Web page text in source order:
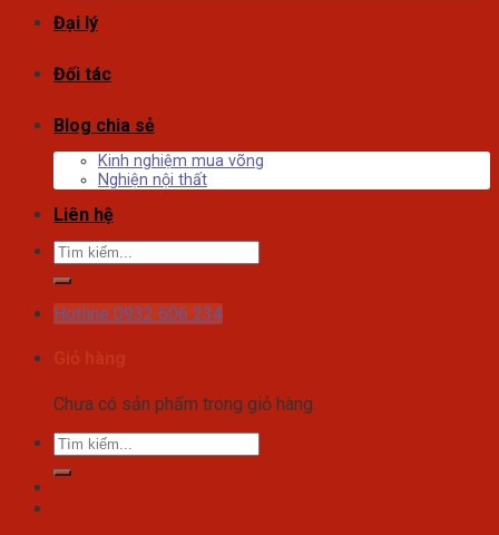
Đại lý
Đối tác
Blog chia sẻ
Kinh nghiệm mua võng
Nghiện nội thất
Liên hệ
Tìm
kiếm:
Hotline 0932 606 234
Chưa có sản phẩm trong giỏ hàng.
Tìm
kiếm: